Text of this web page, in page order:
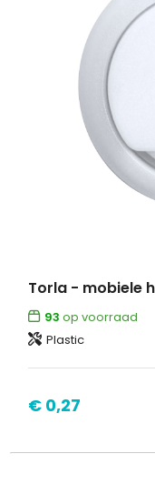
Torla - mobiele
93 op voorraad
Plastic
€ 0,27